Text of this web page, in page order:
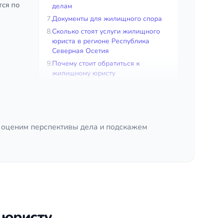
делам
7.Документы для жилищного спора
8.Сколько стоят услуги жилищного
юриста в регионе Республика
Северная Осетия
9.Почему стоит обратиться к
жилищному юристу
по
и разделе долей между совладельцами.
дела, определяет применимые
перспективы дела и подскажем